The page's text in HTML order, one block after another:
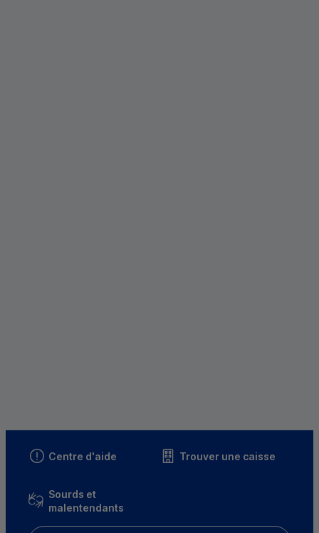
Centre d'aide Trouver une caisse
Sourds et
malentendants